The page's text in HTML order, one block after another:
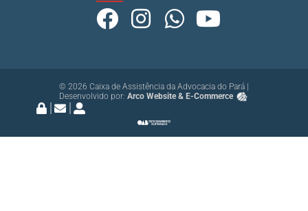
© 2026 Caixa de Assistência da Advocacia do Pará |
Desenvolvido por: Arco Website & E-Commerce